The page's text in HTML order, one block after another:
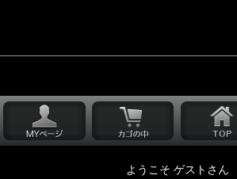
ようこそ ゲストさん